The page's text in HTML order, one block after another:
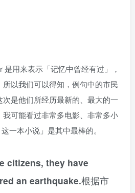
用来表示「记忆中曾经有过」，
以我们可以得知，例句中的市民
是他们所经历最新的、最大的一
可能看过非常多电影、非常多小
一本小说」是其中最棒的。
citizens, they have
an earthquake.根据市